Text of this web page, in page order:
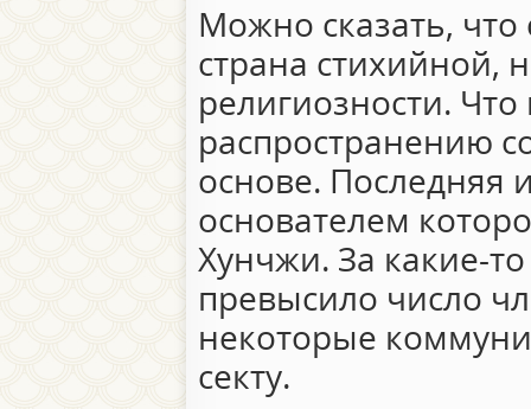
Можно сказать,
страна стихийной,
религиозности.
распространению
основе. Последняя
основателем
Хунчжи. За какие-
превысило число
некоторые
секту.